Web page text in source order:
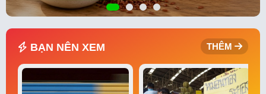
BẠN NÊN XEM THÊM